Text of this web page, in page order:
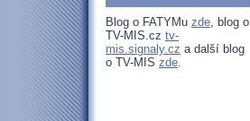
Blog o FATYMu zde, blog o
TV-MIS.cz tv-
mis.signaly.cz a další blog
o TV-MIS zde.